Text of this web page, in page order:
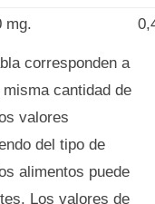
mg.
corresponden a
cantidad de
valores
del tipo de
alimentos puede
Los valores de